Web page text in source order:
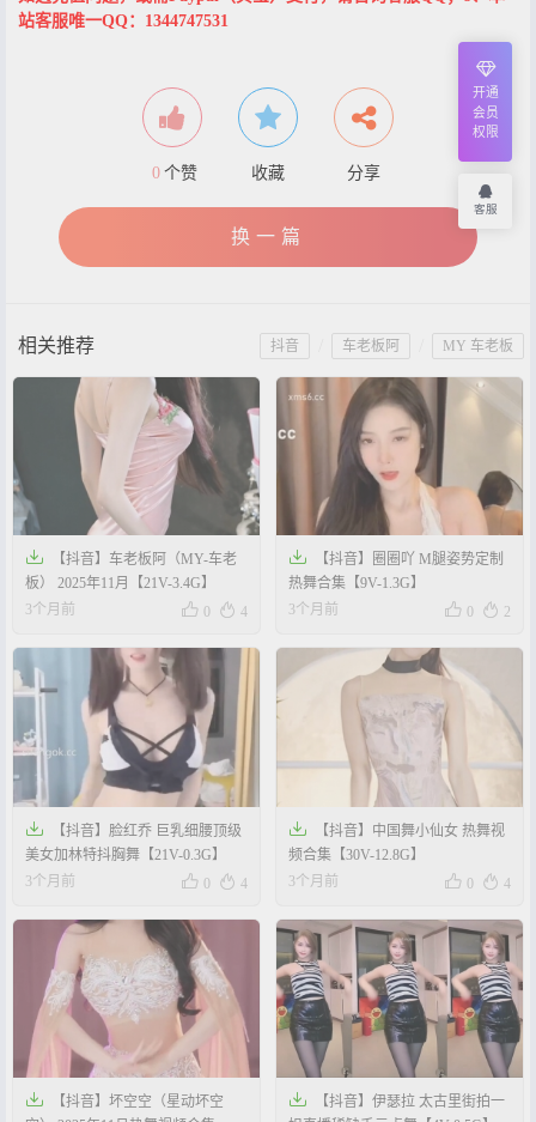
站客服唯一QQ：1344747531
0 个赞 收藏 分享
换一篇
相关推荐 MY 车老板
车老板阿
抖音

【抖音】车老板阿（MY-车老
板） 2025年11月【21V-3.4G】
3个月前
 0  4

【抖音】圈圈吖 M腿姿势定制
热舞合集【9V-1.3G】
3个月前
 0  2

【抖音】脸红乔 巨乳细腰顶级
美女加林特抖胸舞【21V-0.3G】
3个月前
 0  4

【抖音】中国舞小仙女 热舞视
频合集【30V-12.8G】
3个月前
 0  4

【抖音】坏空空（星动坏空

【抖音】伊瑟拉 太古里街拍一
开通
会员
权限
客服